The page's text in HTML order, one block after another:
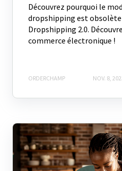
Découvrez pourquoi le
dropshipping est
Dropshipping 2.0.
commerce électronique !
ORDERCHAMP NOV. 8,